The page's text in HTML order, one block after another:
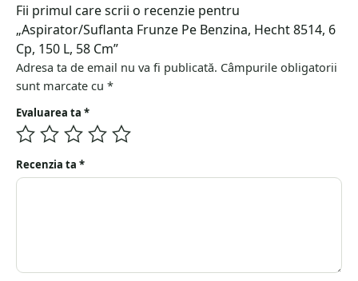
Fii primul care scrii o recenzie pentru
„Aspirator/Suflanta Frunze Pe Benzina, Hecht 8514, 6
Cp, 150 L, 58 Cm”
Adresa ta de email nu va fi publicată. Câmpurile obligatorii
sunt marcate cu *
Evaluarea ta *
Recenzia ta *